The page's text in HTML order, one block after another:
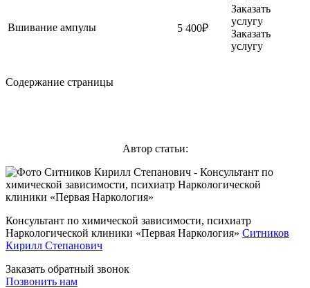
Вшивание ампулы 5 400₽
Заказать
услугу
Заказать
услугу
Содержание страницы
Автор статьи:
Консультант по химической зависимости, психиатр
Наркологической клиники «Первая Наркология» Ситников
Кирилл Степанович
Заказать обратный звонок
Позвонить нам